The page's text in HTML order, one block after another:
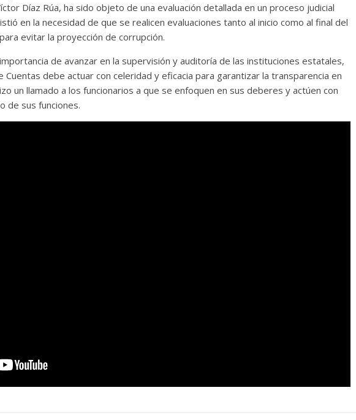
Díaz Rúa, ha sido objeto de una evaluación detallada en un proceso judicial
en la necesidad de que se realicen evaluaciones tanto al inicio como al final del
evitar la proyección de corrupción.
de avanzar en la supervisión y auditoría de las instituciones estatales,
Cuentas debe actuar con celeridad y eficacia para garantizar la transparencia en
un llamado a los funcionarios a que se enfoquen en sus deberes y actúen con
de sus funciones.